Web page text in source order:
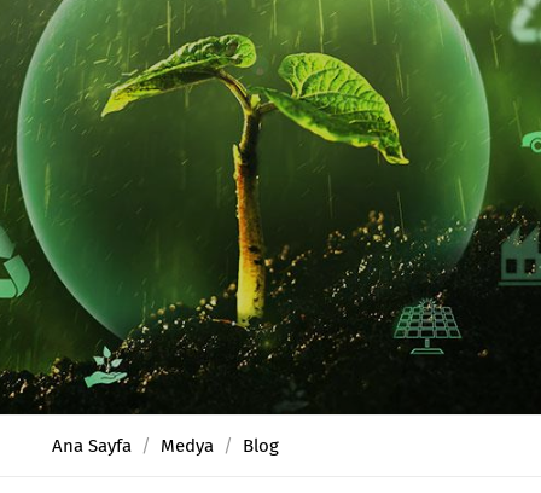
Ana Sayfa Medya Blog